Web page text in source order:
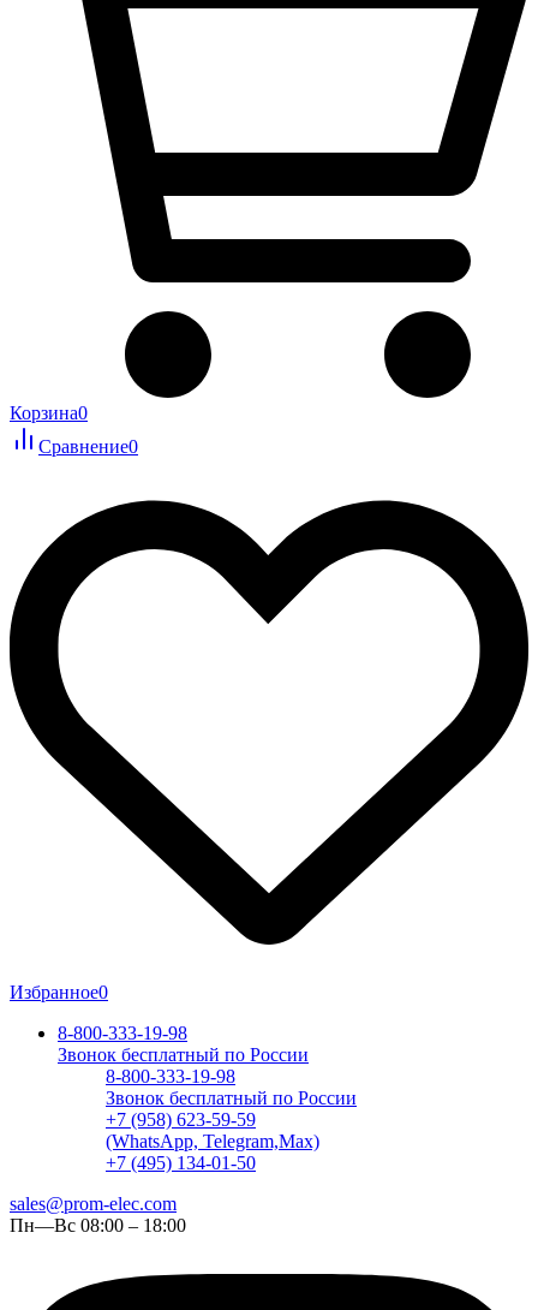
Корзина0
Сравнение0
Избранное0
8-800-333-19-98
Звонок бесплатный по России
8-800-333-19-98
Звонок бесплатный по России
+7 (958) 623-59-59
(WhatsApp, Telegram,Max)
+7 (495) 134-01-50
sales@prom-elec.com
Пн—Вс 08:00 – 18:00